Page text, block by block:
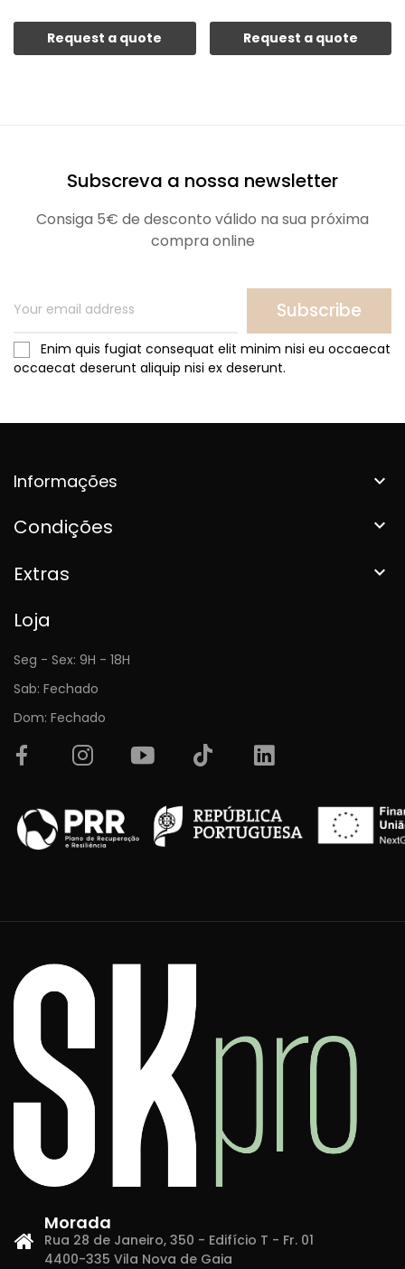
Request a quote Request a quote
Subscreva a nossa newsletter
Consiga 5€ de desconto válido na sua próxima
compra online
Subscribe
Enim quis fugiat consequat elit minim nisi eu occaecat
occaecat deserunt aliquip nisi ex deserunt.
Informações 
Condições 
Extras 
Loja
Seg - Sex: 9H - 18H
Sab: Fechado
Dom: Fechado
Morada
Rua 28 de Janeiro, 350 - Edifício T - Fr. 01
4400-335 Vila Nova de Gaia